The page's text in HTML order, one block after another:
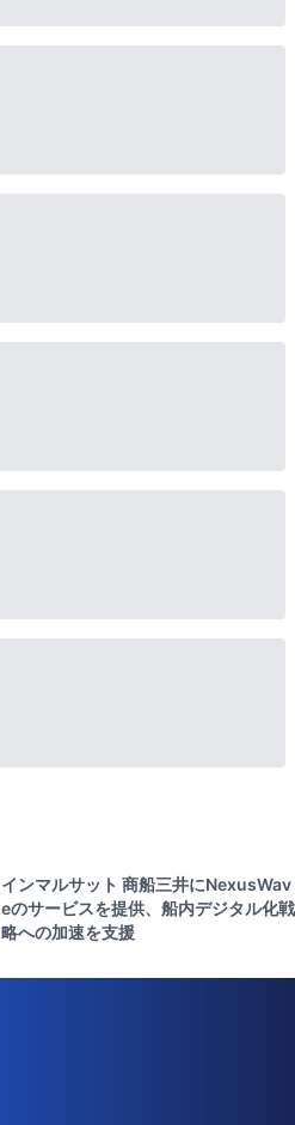
インマルサット 商船三井にNexusWav
eのサービスを提供、船内デジタル化戦
略への加速を支援